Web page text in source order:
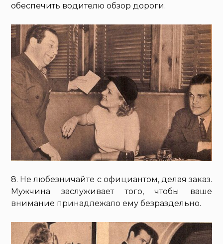
обеспечить водителю обзор дороги.
8. Не любезничайте с официантом, делая заказ.
Мужчина заслуживает того, чтобы ваше
внимание принадлежало ему безраздельно.